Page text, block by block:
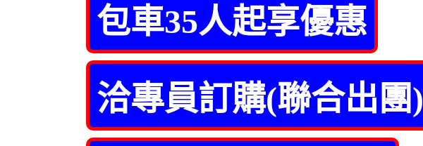
包車35人起享優惠
洽專員訂購(聯合出團)